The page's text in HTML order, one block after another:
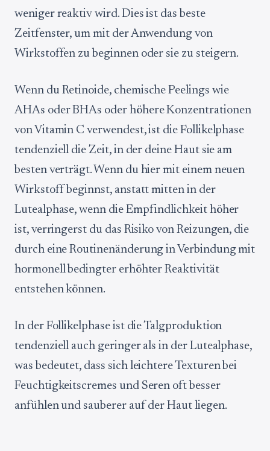
weniger reaktiv wird. Dies ist das beste
Zeitfenster, um mit der Anwendung von
Wirkstoffen zu beginnen oder sie zu steigern.
Wenn du Retinoide, chemische Peelings wie
AHAs oder BHAs oder höhere Konzentrationen
von Vitamin C verwendest, ist die Follikelphase
tendenziell die Zeit, in der deine Haut sie am
besten verträgt. Wenn du hier mit einem neuen
Wirkstoff beginnst, anstatt mitten in der
Lutealphase, wenn die Empfindlichkeit höher
ist, verringerst du das Risiko von Reizungen, die
durch eine Routinenänderung in Verbindung mit
hormonell bedingter erhöhter Reaktivität
entstehen können.
In der Follikelphase ist die Talgproduktion
tendenziell auch geringer als in der Lutealphase,
was bedeutet, dass sich leichtere Texturen bei
Feuchtigkeitscremes und Seren oft besser
anfühlen und sauberer auf der Haut liegen.